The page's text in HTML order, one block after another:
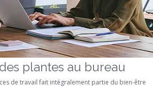
plantes au bureau
de travail fait intégralement partie du bien-être